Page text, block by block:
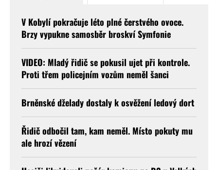
V Kobylí pokračuje léto plné čerstvého ovoce.
Brzy vypukne samosběr broskví Symfonie
VIDEO: Mladý řidič se pokusil ujet při kontrole.
Proti třem policejním vozům neměl šanci
Brněnské dželady dostaly k osvěžení ledový dort
Řidič odbočil tam, kam neměl. Místo pokuty mu
ale hrozí vězení